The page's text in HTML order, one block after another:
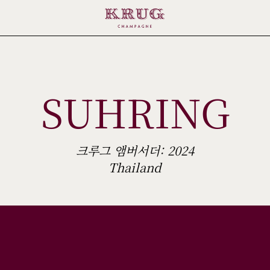
SUHRING
크루그 앰버서더: 2024
Thailand